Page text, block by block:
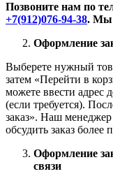
Позвоните нам по
+7(912)076-94-38. Мы
Оформление
Выберете нужный
затем «Перейти в
можете ввести адрес
(если требуется).
заказ». Наш
обсудить заказ более
Оформление
связи